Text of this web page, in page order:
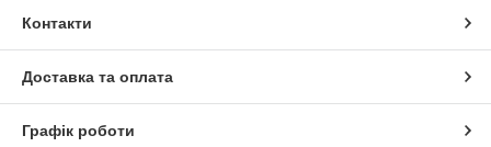
Контакти
Доставка та оплата
Графік роботи